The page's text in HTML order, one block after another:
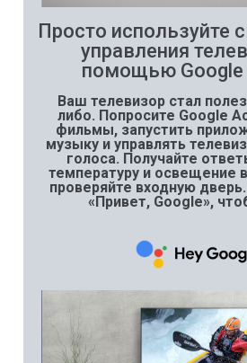
Просто используйте
управления
помощью Google
Ваш телевизор стал
либо. Попросите Google
фильмы, запустить
музыку и управлять
голоса. Получайте
температуру и освещение
проверяйте входную
«Привет, Google»,